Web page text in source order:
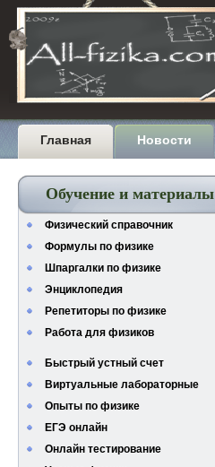
Главная Новости
Обучение и материалы
Физический справочник
Формулы по физике
Шпаргалки по физике
Энциклопедия
Репетиторы по физике
Работа для физиков
Быстрый устный счет
Виртуальные лабораторные
Опыты по физике
ЕГЭ онлайн
Онлайн тестирование